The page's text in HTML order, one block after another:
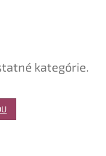
kategórie.